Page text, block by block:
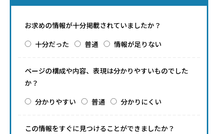
お求めの情報が十分掲載されていましたか？
十分だった
普通 情報が足りない
ページの構成や内容、表現は分かりやすいものでした
か？
分かりやすい
普通 分かりにくい
この情報をすぐに見つけることができましたか？